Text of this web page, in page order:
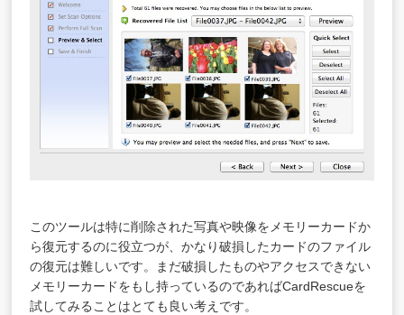
このツールは特に削除された写真や映像をメモリーカードか
ら復元するのに役立つが、かなり破損したカードのファイル
の復元は難しいです。まだ破損したものやアクセスできない
メモリーカードをもし持っているのであればCardRescueを
試してみることはとても良い考えです。